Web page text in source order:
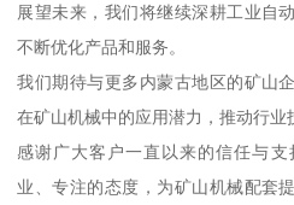
展望未来，我们将继续深耕工业自
不断优化产品和服务。
我们期待与更多内蒙古地区的矿山
在矿山机械中的应用潜力，推动行业
感谢广大客户一直以来的信任与
业、专注的态度，为矿山机械配套